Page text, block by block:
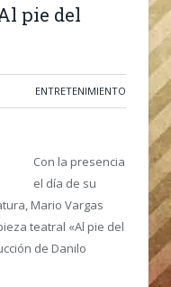
pie del
ENTRETENIMIENTO
Con la presencia
el día de su
Mario Vargas
teatral «Al pie del
de Danilo